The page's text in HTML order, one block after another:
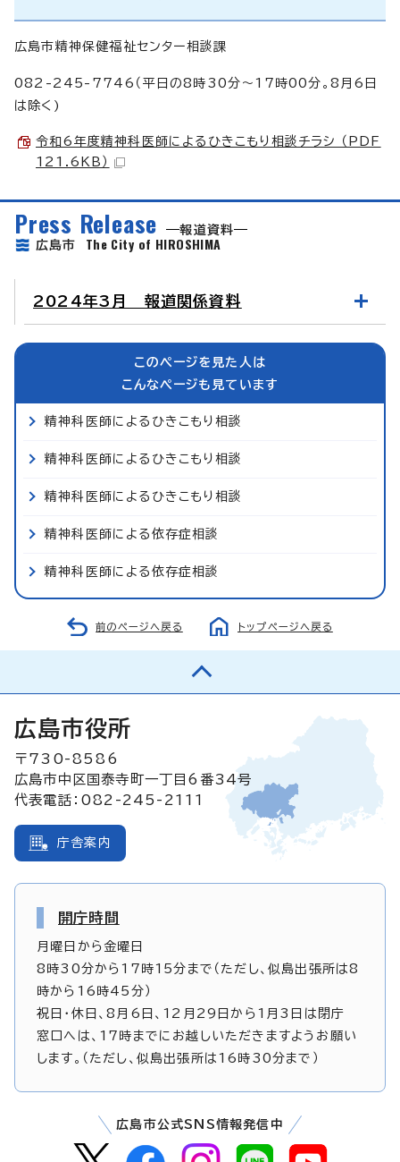
広島市精神保健福祉センター相談課
082-245-7746（平日の8時30分～17時00分。8月6日
は除く)
令和6年度精神科医師によるひきこもり相談チラシ （PDF
121.6KB）
Press Release
報道資料
広島市 The City of HIROSHIMA
2024年3月 報道関係資料
このページを見た人は
こんなページも見ています
精神科医師によるひきこもり相談
精神科医師によるひきこもり相談
精神科医師によるひきこもり相談
精神科医師による依存症相談
精神科医師による依存症相談
前のページへ戻る トップページへ戻る
広島市役所
〒730-8586
広島市中区国泰寺町一丁目6番34号
代表電話：082-245-2111
庁舎案内
開庁時間
月曜日から金曜日
8時30分から17時15分まで（ただし、似島出張所は8
時から16時45分）
祝日・休日、8月6日、12月29日から1月3日は閉庁
窓口へは、17時までにお越しいただきますようお願い
します。（ただし、似島出張所は16時30分まで）
広島市公式SNS情報発信中